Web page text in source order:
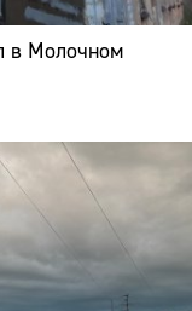
в Молочном